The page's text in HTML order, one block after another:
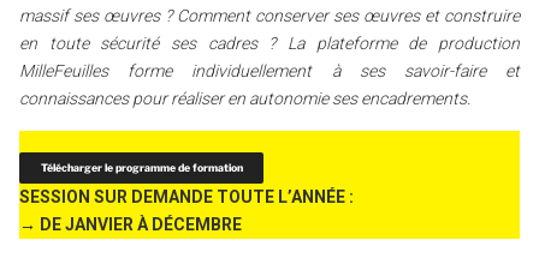
massif ses œuvres ? Comment conserver ses œuvres et construire
en toute sécurité ses cadres ? La plateforme de production
MilleFeuilles forme individuellement à ses savoir-faire et
connaissances pour réaliser en autonomie ses encadrements.
Télécharger le programme de formation
SESSION SUR DEMANDE TOUTE L’ANNÉE :
→ DE JANVIER À DÉCEMBRE